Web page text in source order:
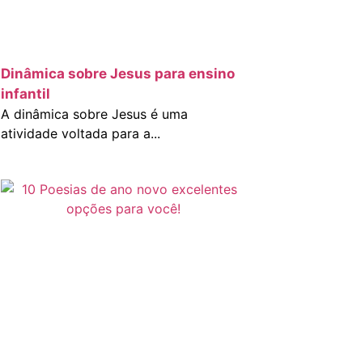
Dinâmica sobre Jesus para ensino
infantil
A dinâmica sobre Jesus é uma
atividade voltada para a...